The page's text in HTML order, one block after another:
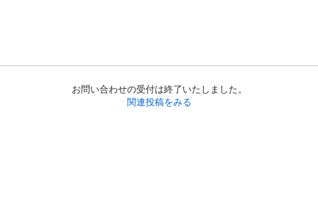
お問い合わせの受付は終了いたしました。
関連投稿をみる